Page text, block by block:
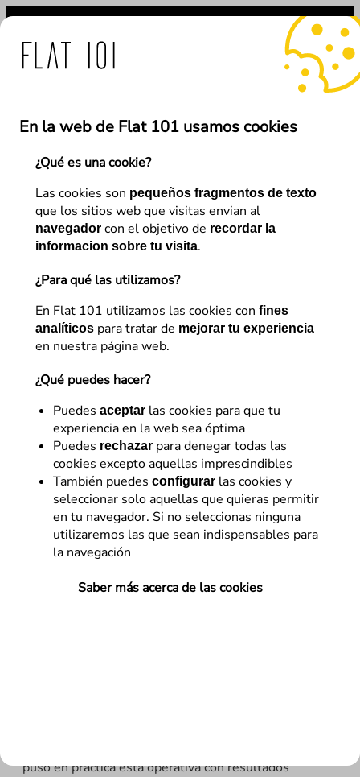
En la web de Flat 101 usamos cookies
¿Qué es una cookie?
Las cookies son pequeños fragmentos de texto
que los sitios web que visitas envian al
navegador con el objetivo de recordar la
informacion sobre tu visita.
¿Para qué las utilizamos?
En Flat 101 utilizamos las cookies con fines
analíticos para tratar de mejorar tu experiencia
en nuestra página web.
¿Qué puedes hacer?
Puedes aceptar las cookies para que tu
experiencia en la web sea óptima
Puedes rechazar para denegar todas las
cookies excepto aquellas imprescindibles
También puedes configurar las cookies y
seleccionar solo aquellas que quieras permitir
en tu navegador. Si no seleccionas ninguna
utilizaremos las que sean indispensables para
la navegación
Saber más acerca de las cookies
Saltar
contenido
Flat 101 ante el uso
Anterior Siguiente
SEO
Audit de contenido SEO:
Limpieza y curación
Adrián Romero
18 de marzo de 2022
Cuando se piensa en contenido y SEO, se suele poner
el foco en aspectos relacionados con la creación de
nuevo contenido como parte de los elementos de
optimización de la arquitectura , la tasa de rastreo y
otras acciones orientadas a mejorar el
embargo,es importante evaluar el contenido
puso en práctica esta operativa con resultados